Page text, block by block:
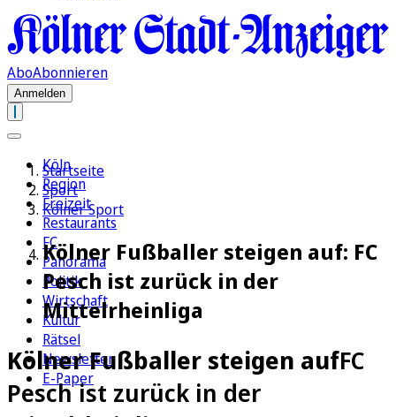
AboAbonnieren
Anmelden
Köln
Region
Freizeit
Restaurants
FC
Panorama
Politik
Wirtschaft
Kultur
Rätsel
Newsletter
E-Paper
Startseite
Sport
Kölner Sport
Kölner Fußballer steigen auf: FC
Pesch ist zurück in der
Mittelrheinliga
Kölner Fußballer steigen aufFC
Pesch ist zurück in der